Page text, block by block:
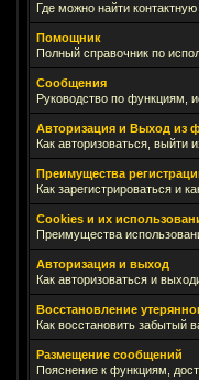
Где можно найти
Помощник
Полный справочник по
Сообщения
Руководство по функциям,
Авторизация и Выход из
Как авторизоваться, выйти
Преимущества
Как зарегистрироваться и
Cookies и их
Преимущества
Авторизация и выход
Как авторизоваться и
Восстановление
Как восстановить забытый
Размещение сообщений
Пояснение к функциям,